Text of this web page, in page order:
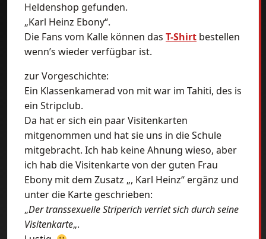
Heldenshop gefunden.
„Karl Heinz Ebony“.
Die Fans vom Kalle können das T-Shirt bestellen
wenn’s wieder verfügbar ist.
zur Vorgeschichte:
Ein Klassenkamerad von mit war im Tahiti, des is
ein Stripclub.
Da hat er sich ein paar Visitenkarten
mitgenommen und hat sie uns in die Schule
mitgebracht. Ich hab keine Ahnung wieso, aber
ich hab die Visitenkarte von der guten Frau
Ebony mit dem Zusatz „, Karl Heinz“ ergänz und
unter die Karte geschrieben:
„Der transsexuelle Striperich verriet sich durch seine
Visitenkarte„.